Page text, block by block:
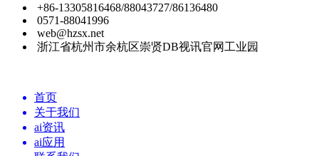
+86-13305816468/88043727/86136480
0571-88041996
web@hzsx.net
浙江省杭州市余杭区崇贤DB视讯官网工业园
首页
关于我们
ai资讯
ai应用